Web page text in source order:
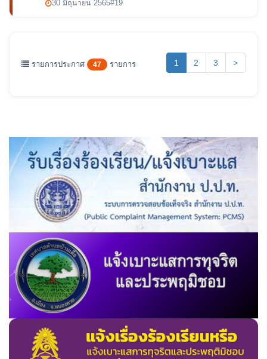
30 มิถุนายน 2565#19
รายการประกาศ 47 รายการ 1 (current)
2 3 >